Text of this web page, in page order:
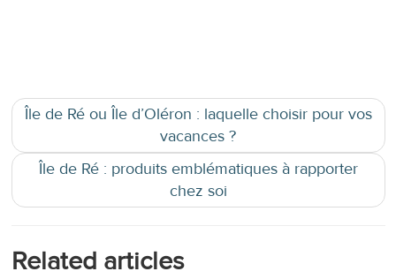
Île de Ré ou Île d’Oléron : laquelle choisir pour vos
vacances ?
Île de Ré : produits emblématiques à rapporter
chez soi
Related articles